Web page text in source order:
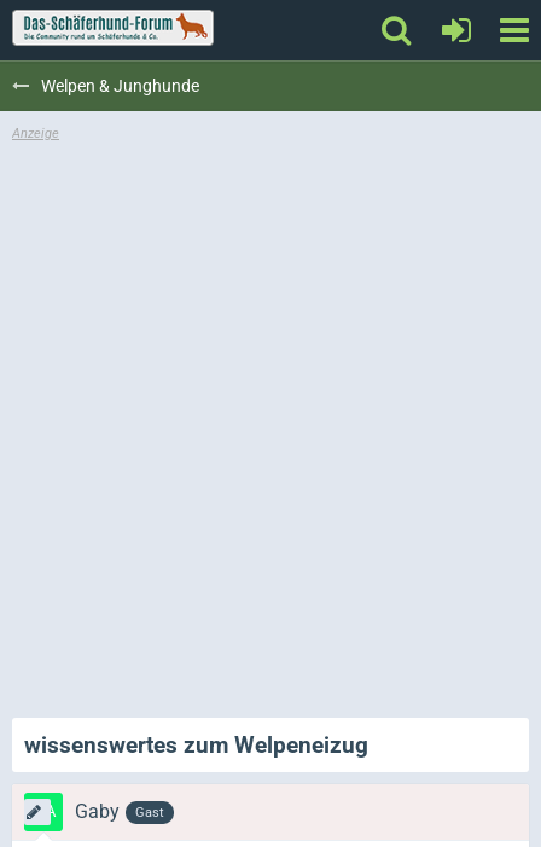
Welpen & Junghunde
wissenswertes zum Welpeneizug
Gaby Gast